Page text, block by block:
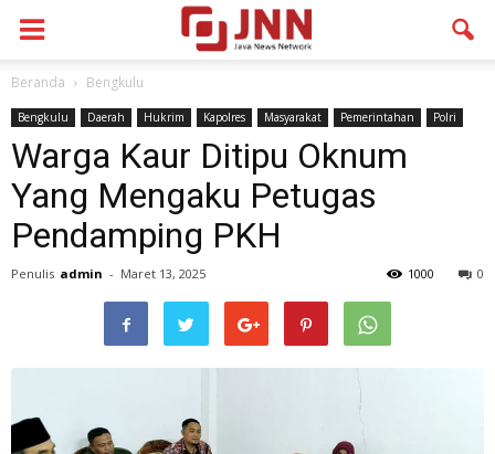
Beranda Bengkulu
Bengkulu Daerah Hukrim Kapolres Masyarakat Pemerintahan Polri
Warga Kaur Ditipu Oknum
Yang Mengaku Petugas
Pendamping PKH
Penulis admin - Maret 13, 2025 0
1000